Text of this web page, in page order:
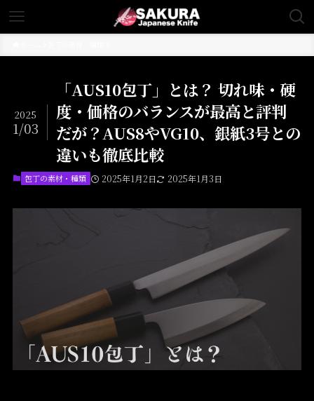
「AUS10包丁」とは？ 切れ味・硬
度・価格のバランスが最高と評判
だが？AUS8やVG10、銀紙3号との
違いも徹底比較
2025
1/03
包丁の素材・種類 2025年1月2日 2025年1月3日